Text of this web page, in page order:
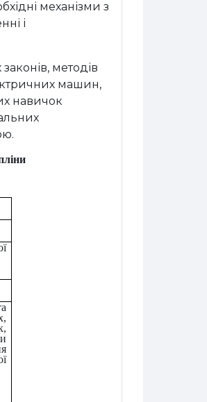
механізми з
і
методів
машин,
навичок